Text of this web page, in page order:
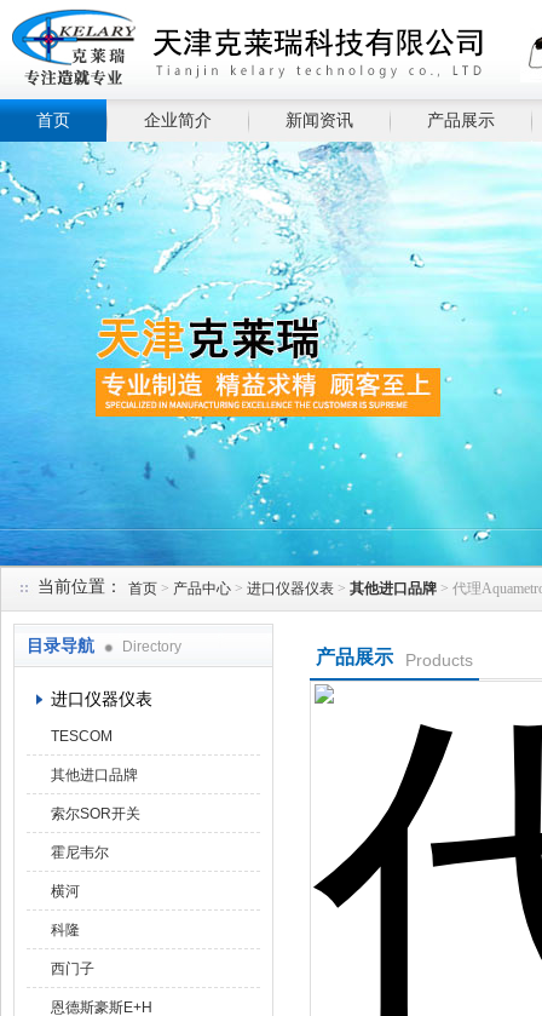
首页 企业简介 新闻资讯 产品展示
当前位置： 首页 > 产品中心 > 进口仪器仪表 > 其他进口品牌 > 代理
目录导航 Directory
进口仪器仪表
TESCOM
其他进口品牌
索尔SOR开关
霍尼韦尔
横河
科隆
西门子
恩德斯豪斯E+H
产品展示 Products